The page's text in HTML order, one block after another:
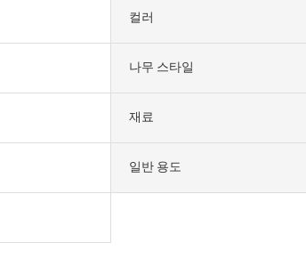
컬러
나무 스타일
재료
일반 용도